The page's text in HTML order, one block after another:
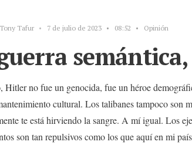
Tony Tafur • 7 de julio de 2023 • 08:52 • Opinión
Hitler no fue un genocida, fue un héroe
cultural. Los talibanes tampoco son
te está hirviendo la sangre. A mí igual. Los
son tan repulsivos como los que aquí en mi